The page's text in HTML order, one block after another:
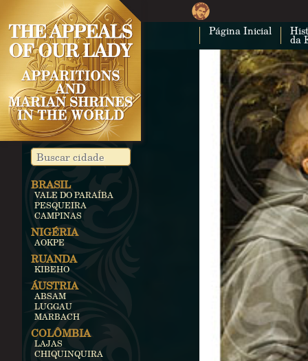
Página Inicial
da
BRASIL
VALE DO PARAÍBA
PESQUEIRA
CAMPINAS
NIGÉRIA
AOKPE
RUANDA
KIBEHO
ÁUSTRIA
ABSAM
LUGGAU
MARBACH
COLÔMBIA
LAJAS
CHIQUINQUIRA